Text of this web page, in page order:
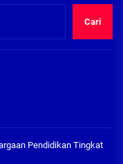
Cari
Pendidikan Tingkat